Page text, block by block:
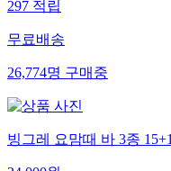
297적립
무료배송
26,774명구매중
빙그레 요맘때 바 3종